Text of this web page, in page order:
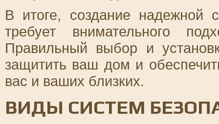
В итоге, создание надежной
требует внимательного
Правильный выбор и
защитить ваш дом и
вас и ваших близких.
ВИДЫ СИСТЕМ